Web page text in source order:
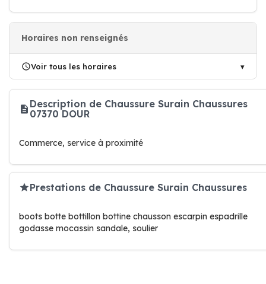
Horaires non renseignés
Voir tous les horaires
Description de Chaussure Surain Chaussures
07370 DOUR
Commerce, service à proximité
Prestations de Chaussure Surain Chaussures
boots botte bottillon bottine chausson escarpin espadrille
godasse mocassin sandale, soulier